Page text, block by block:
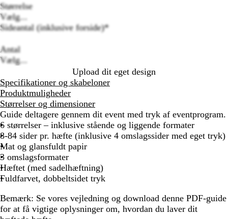
Størrelse
Vælg...
Sideantal (inklusive forside)*
Antal
Vælg...
Upload dit eget design
Specifikationer og skabeloner
Produktmuligheder
Størrelser og dimensioner
Guide deltagere gennem dit event med tryk af eventprogram.
6 størrelser – inklusive stående og liggende formater
8-84 sider pr. hæfte (inklusive 4 omslagssider med eget tryk)
Mat og glansfuldt papir
3 omslagsformater
Hæftet (med sadelhæftning)
Fuldfarvet, dobbeltsidet tryk
Bemærk: Se vores vejledning og download denne PDF-guide
for at få vigtige oplysninger om, hvordan du laver dit